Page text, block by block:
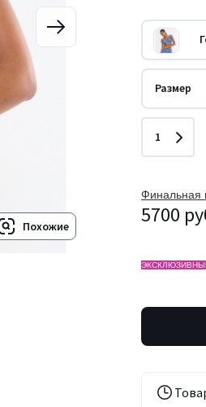
Похожие
Размер
1
Финальная
5700